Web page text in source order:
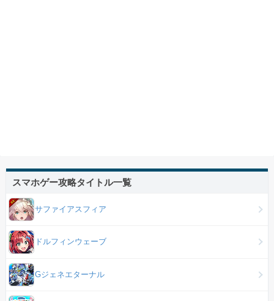
スマホゲー攻略タイトル一覧
サファイアスフィア
ドルフィンウェーブ
Gジェネエターナル